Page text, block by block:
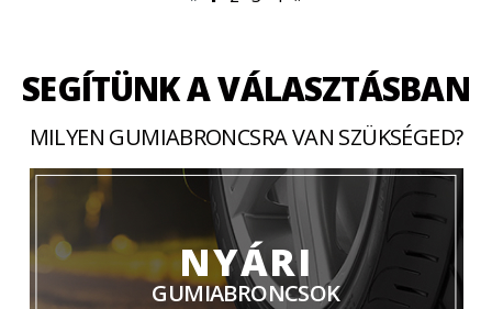
SEGÍTÜNK A VÁLASZTÁSBAN
MILYEN GUMIABRONCSRA VAN SZÜKSÉGED?
NYÁRI
GUMIABRONCSOK